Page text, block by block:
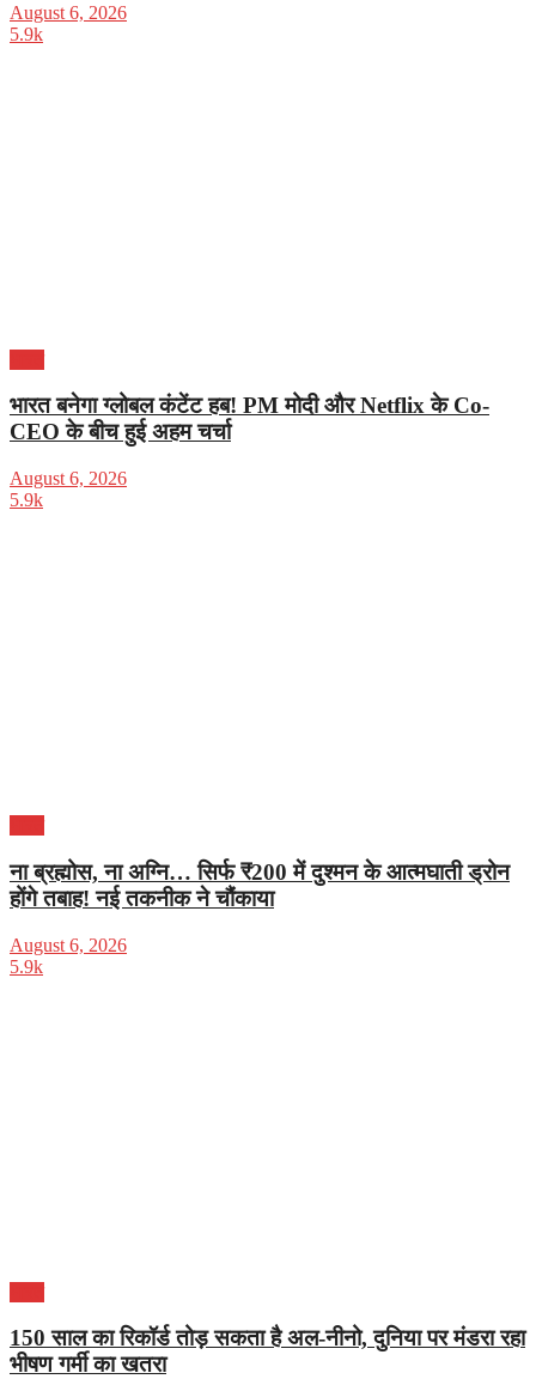
August 6, 2026
5.9k
भारत बनेगा ग्लोबल कंटेंट हब! PM मोदी और Netflix के Co-
CEO के बीच हुई अहम चर्चा
August 6, 2026
5.9k
ना ब्रह्मोस, ना अग्नि… सिर्फ ₹200 में दुश्मन के आत्मघाती ड्रोन
होंगे तबाह! नई तकनीक ने चौंकाया
August 6, 2026
5.9k
150 साल का रिकॉर्ड तोड़ सकता है अल-नीनो, दुनिया पर मंडरा रहा
भीषण गर्मी का खतरा